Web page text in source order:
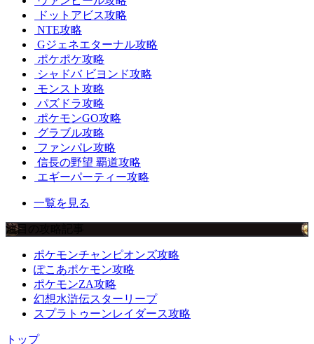
ドットアビス攻略
NTE攻略
Gジェネエターナル攻略
ポケポケ攻略
シャドバ ビヨンド攻略
モンスト攻略
パズドラ攻略
ポケモンGO攻略
グラブル攻略
ファンパレ攻略
信長の野望 覇道攻略
エギーパーティー攻略
一覧を見る
注目の攻略記事
ポケモンチャンピオンズ攻略
ぽこあポケモン攻略
ポケモンZA攻略
幻想水滸伝スターリープ
スプラトゥーンレイダース攻略
トップ